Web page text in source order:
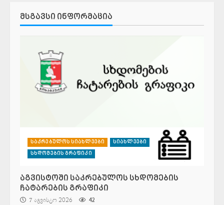
ᲛᲡᲒᲐᲕᲡᲘ ᲘᲜᲤᲝᲠᲛᲐᲪᲘᲐ
საკრებულოს სიახლეები სიახლეები
სხდომების გრაფიკი
აგვისტოში საკრებულოს სხდომების
ჩატარების გრაფიკი
7 აგვისტო 2026 42